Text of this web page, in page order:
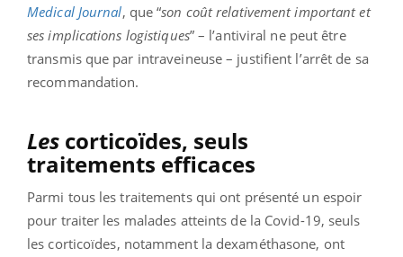
Medical Journal, que “son coût relativement important et
ses implications logistiques” – l’antiviral ne peut être
transmis que par intraveineuse – justifient l’arrêt de sa
recommandation.
Les corticoïdes, seuls
traitements efficaces
Parmi tous les traitements qui ont présenté un espoir
pour traiter les malades atteints de la Covid-19, seuls
les corticoïdes, notamment la dexaméthasone, ont